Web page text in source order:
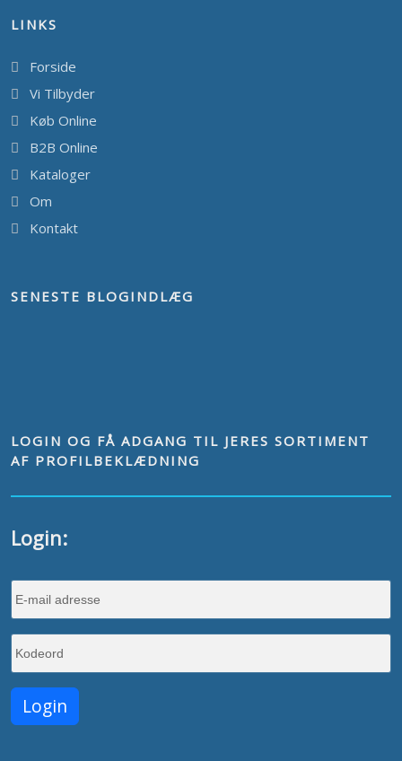
LINKS
Forside
Vi Tilbyder
Køb Online
B2B Online
Kataloger
Om
Kontakt
SENESTE BLOGINDLÆG
LOGIN OG FÅ ADGANG TIL JERES SORTIMENT
AF PROFILBEKLÆDNING
Login: